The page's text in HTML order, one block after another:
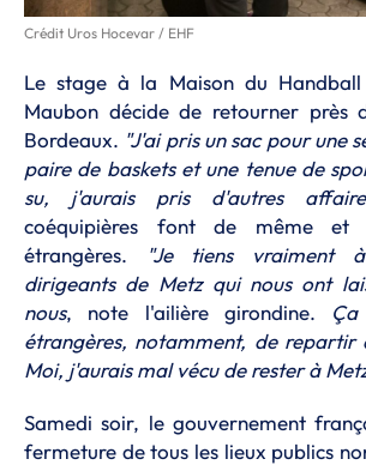
Crédit Uros Hocevar / EHF
Le stage à la Maison du
Maubon décide de retourner près
Bordeaux. "J'ai pris un sac pour une
paire de baskets et une tenue de
su, j'aurais pris d'autres
coéquipières font de même
étrangères.
"Je tiens vraiment
dirigeants de Metz qui nous ont
nous, note l'ailière girondine.
étrangères, notamment, de repartir
Moi, j'aurais mal vécu de rester à
Samedi soir, le gouvernement
fermeture de tous les lieux publics